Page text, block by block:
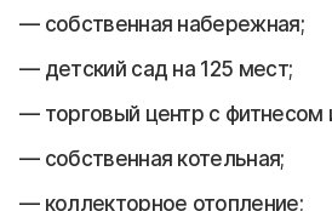
собственная набережная;
детский сад на 125 мест;
торговый центр с фитнесом
собственная котельная;
коллекторное отопление;